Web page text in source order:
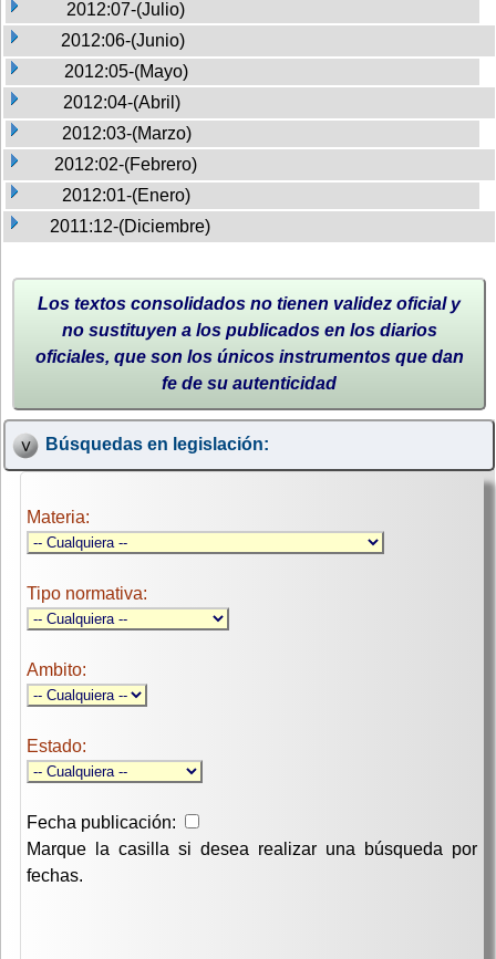
2012:07-(Julio)
2012:06-(Junio)
2012:05-(Mayo)
2012:04-(Abril)
2012:03-(Marzo)
2012:02-(Febrero)
2012:01-(Enero)
2011:12-(Diciembre)
Los textos consolidados no tienen validez oficial y
no sustituyen a los publicados en los diarios
oficiales, que son los únicos instrumentos que dan
fe de su autenticidad
Búsquedas en legislación:
Materia:
Tipo normativa:
Ambito:
Estado:
Fecha publicación:
Marque la casilla si desea realizar una búsqueda por
fechas.